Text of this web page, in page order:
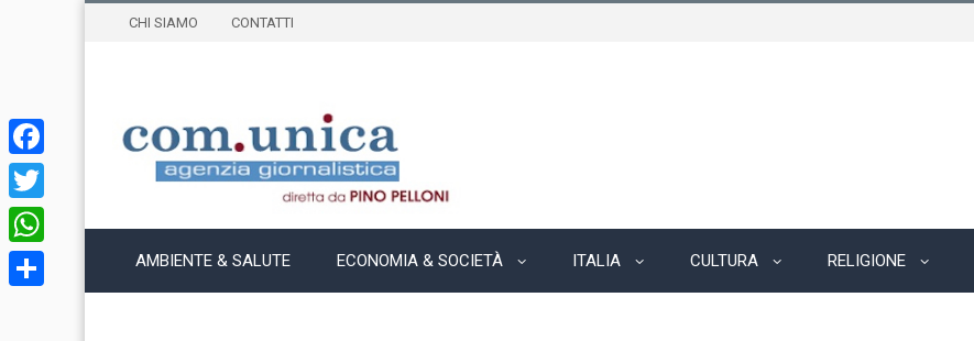
CHI SIAMO CONTATTI
AMBIENTE & SALUTE ECONOMIA & SOCIETÀ ITALIA CULTURA RELIGIONE
Facebook
Twitter
WhatsApp